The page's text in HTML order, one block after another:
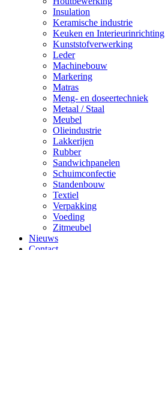
Insulation
Keramische industrie
Keuken en Interieurinrichting
Kunststofverwerking
Leder
Machinebouw
Markering
Matras
Meng- en doseertechniek
Metaal / Staal
Meubel
Olieindustrie
Lakkerijen
Rubber
Sandwichpanelen
Schuimconfectie
Standenbouw
Textiel
Verpakking
Voeding
Zitmeubel
Nieuws
Contact